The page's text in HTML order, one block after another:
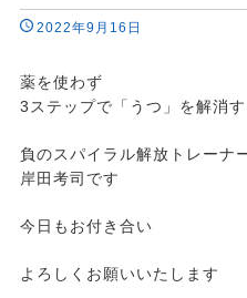
2022年9月16日
薬を使わず
3ステップで「うつ」を解消す
負のスパイラル解放トレーナ
岸田考司です
今日もお付き合い
よろしくお願いいたします